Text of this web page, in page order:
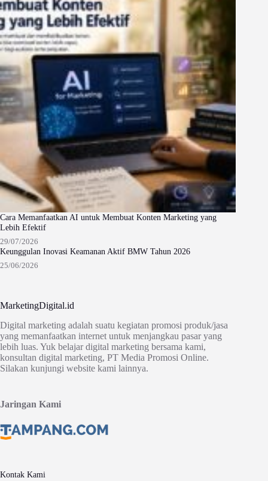
Cara Memanfaatkan AI untuk Membuat Konten Marketing yang
Lebih Efektif
29/07/2026
Keunggulan Inovasi Keamanan Aktif BMW Tahun 2026
25/06/2026
MarketingDigital.id
Digital marketing adalah suatu kegiatan promosi produk/jasa
yang memanfaatkan internet untuk menjangkau pasar yang
lebih luas. Yuk belajar digital marketing bersama kami,
konsultan digital marketing, PT Media Promosi Online.
Silakan kunjungi website kami lainnya.
Jaringan Kami
Kontak Kami